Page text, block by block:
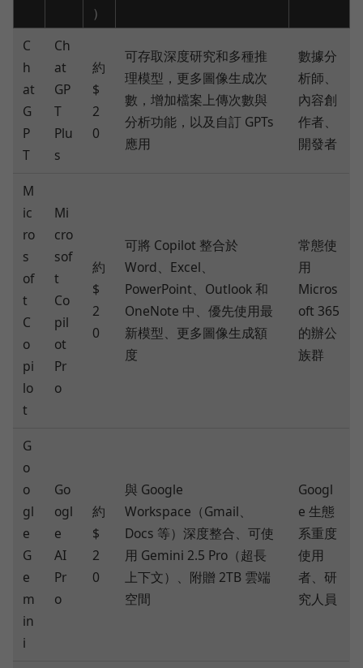
）
C
h
at
G
P
T
Ch
at
GP
T
Plu
s
約
$
2
0
可存取深度研究和多種推
理模型，更多圖像生成次
數，增加檔案上傳次數與
分析功能，以及自訂 GPTs
應用
數據分
析師、
內容創
作者、
開發者
M
ic
ro
s
of
t
C
o
pi
lo
t
Mi
cro
sof
t
Co
pil
ot
Pr
o
約
$
2
0
可將 Copilot 整合於
Word、Excel、
PowerPoint、Outlook 和
OneNote 中、優先使用最
新模型、更多圖像生成額
度
常態使
用
Micros
oft 365
的辦公
族群
G
o
o
gl
e
G
e
m
in
i
Go
ogl
e
AI
Pr
o
約
$
2
0
與 Google
Workspace（Gmail、
Docs 等）深度整合、可使
用 Gemini 2.5 Pro（超長
上下文）、附贈 2TB 雲端
空間
Googl
e 生態
系重度
使用
者、研
究人員